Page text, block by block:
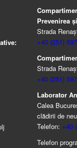
Prevenirea
Strada
+40 (251)
Strada
+40 (251)
Laborator
Calea
clădirii de
Telefon: +40
Telefon